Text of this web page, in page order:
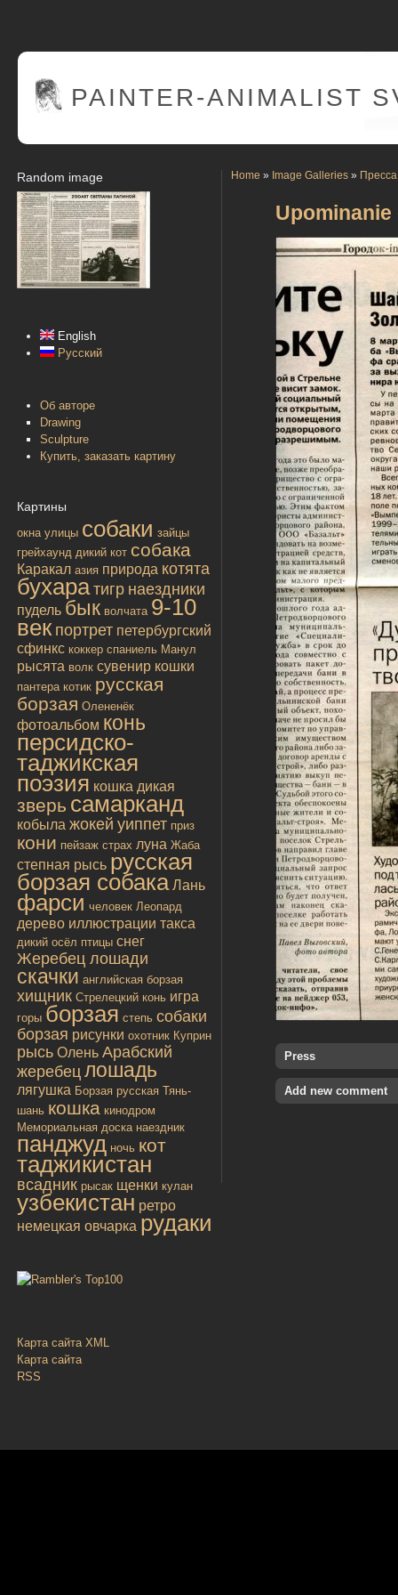
PAINTER-ANIMALIST
Random image
English
Русский
Об авторе
Drawing
Sculpture
Купить, заказать картину
Картины
окна улицы собаки зайцы
грейхаунд дикий кот собака
Каракал азия природа котята
бухара тигр наездники
пудель бык волчата 9-10
век портрет петербургский
сфинкс коккер спаниель Манул
рысята волк сувенир кошки
пантера котик русская
борзая Олененёк
фотоальбом конь
персидско-
таджикская
поэзия кошка дикая
зверь самарканд
кобыла жокей уиппет приз
кони пейзаж страх луна Жаба
степная рысь русская
борзая собака Лань
фарси человек Леопард
дерево иллюстрации такса
дикий осёл птицы снег
Жеребец лошади
скачки английская борзая
хищник Стрелецкий конь игра
горы борзая степь собаки
борзая рисунки охотник Куприн
рысь Олень Арабский
жеребец лошадь
лягушка Борзая русская Тянь-
шань кошка кинодром
Мемориальная доска наездник
панджуд ночь кот
таджикистан
всадник рысак щенки кулан
узбекистан ретро
немецкая овчарка рудаки
Карта сайта XML
Карта сайта
RSS
Home » Image Galleries » Пресса
Upominanie
Press
Add new comment